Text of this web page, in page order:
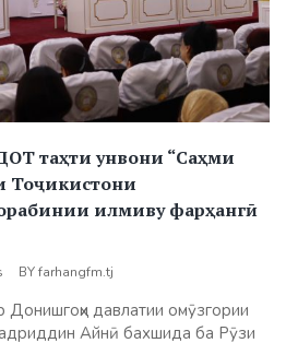
таҳти унвони “Саҳми
Тоҷикистони
илмиву фарҳангӣ
BYfarhangfm.tj
давлатии омӯзгории
Айнӣ бахшида ба Рӯзи